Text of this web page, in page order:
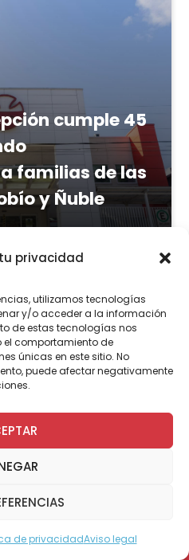
privacidad
utilizamos tecnologías
y/o acceder a la información
de estas tecnologías nos
comportamiento de
únicas en este sitio. No
puede afectar negativamente
de privacidadAviso legal
cumple 45
familias de las
y Ñuble
Voluntariado
nacional